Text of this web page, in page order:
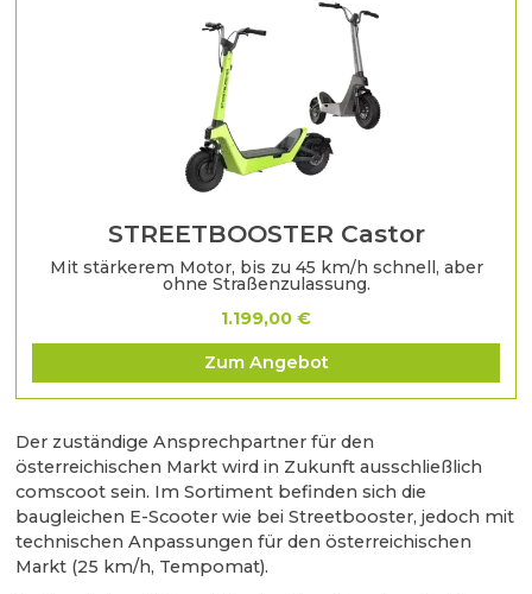
STREETBOOSTER Castor
Mit stärkerem Motor, bis zu 45 km/h schnell, aber
ohne Straßenzulassung.
1.199,00 €
Zum Angebot
Der zuständige Ansprechpartner für den
österreichischen Markt wird in Zukunft ausschließlich
comscoot sein. Im Sortiment befinden sich die
baugleichen E-Scooter wie bei Streetbooster, jedoch mit
technischen Anpassungen für den österreichischen
Markt (25 km/h, Tempomat).